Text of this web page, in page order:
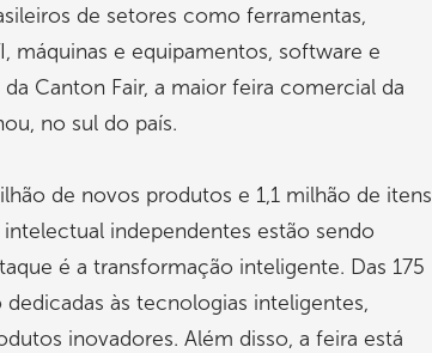
de setores como ferramentas,
máquinas e equipamentos, software e
Canton Fair, a maior feira comercial da
no sul do país.
de novos produtos e 1,1 milhão de itens
independentes estão sendo
é a transformação inteligente. Das 175
às tecnologias inteligentes,
inovadores. Além disso, a feira está